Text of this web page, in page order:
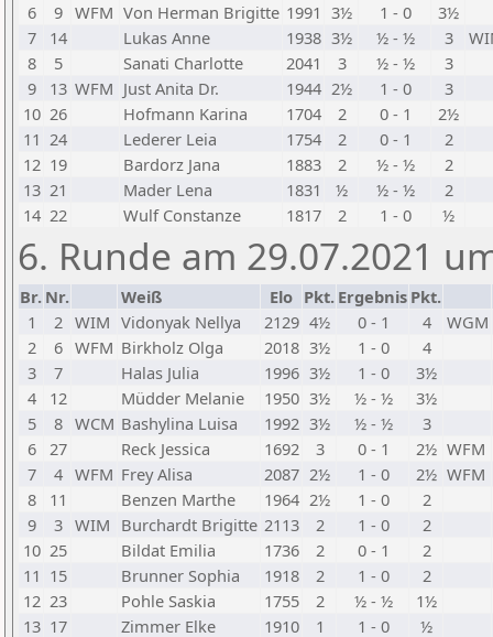
6
9 WFM Von Herman Brigitte 1991 3½ 1 - 0
3½
7
14 Lukas Anne 1938 3½ ½ - ½ 3
8
5 Sanati Charlotte 2041 3 ½ - ½
3
9
13 WFM Just Anita Dr. 1944 2½ 1 - 0
3
10 26 Hofmann Karina 1704 2 0 - 1
2½
11 24 Lederer Leia 1754 2 0 - 1
2
12 19 Bardorz Jana 1883 2 ½ - ½
2
13 21 Mader Lena 1831 ½ ½ - ½
2
14 22 Wulf Constanze 1817 2 1 - 0 ½
6. Runde am 29.07.2021
Br. Nr. Weiß Elo Pkt. Ergebnis Pkt.
1
2 WIM Vidonyak Nellya 2129 4½ 0 - 1 4
WGM
2
6 WFM Birkholz Olga 2018 3½ 1 - 0
4
3
7 Halas Julia 1996 3½ 1 - 0
3½
4
12 Müdder Melanie 1950 3½ ½ - ½
3½
5
8 WCM Bashylina Luisa 1992 3½ ½ - ½
3
6
27 Reck Jessica 1692 3 0 - 1 2½ WFM
7
4 WFM Frey Alisa 2087 2½ 1 - 0 2½ WFM
8
11 Benzen Marthe 1964 2½ 1 - 0
2
9
3 WIM Burchardt Brigitte 2113 2 1 - 0
2
10 25 Bildat Emilia 1736 2 0 - 1
2
11 15 Brunner Sophia 1918 2 1 - 0
2
12 23 Pohle Saskia 1755 2 ½ - ½
1½
13 17 Zimmer Elke 1910 1 1 - 0
½